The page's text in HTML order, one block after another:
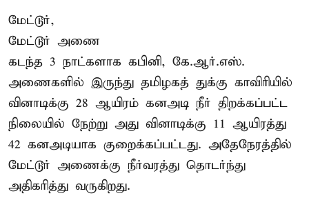
மேட்டூர்,
மேட்டூர் அணை
கடந்த 3 நாட்களாக கபினி, கே.ஆர்.எஸ்.
அணைகளில் இருந்து தமிழகத் துக்கு காவிரியில்
வினாடிக்கு 28 ஆயிரம் கனஅடி நீர் திறக்கப்பட்ட
நிலையில் நேற்று அது வினாடிக்கு 11 ஆயிரத்து
42 கனஅடியாக குறைக்கப்பட்டது. அதேநேரத்தில்
மேட்டூர் அணைக்கு நீர்வரத்து தொடர்ந்து
அதிகரித்து வருகிறது.